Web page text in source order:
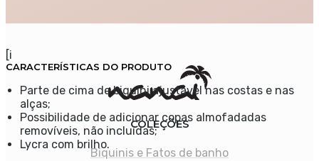
CARACTERÍSTICAS DO PRODUTO
Parte de cima de biquíni ajustável nas costas e nas
alças;
Possibilidade de adicionar copas almofadadas
removíveis, não incluídas;
Lycra com brilho.
[i
COLEÇÕES
Biquinis e Fatos de banho